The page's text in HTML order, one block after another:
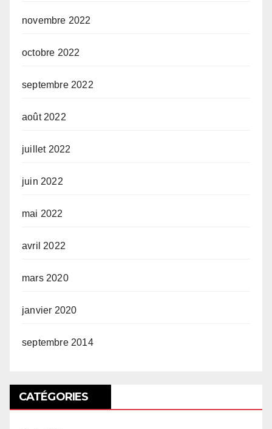
novembre 2022
octobre 2022
septembre 2022
août 2022
juillet 2022
juin 2022
mai 2022
avril 2022
mars 2020
janvier 2020
septembre 2014
CATÉGORIES